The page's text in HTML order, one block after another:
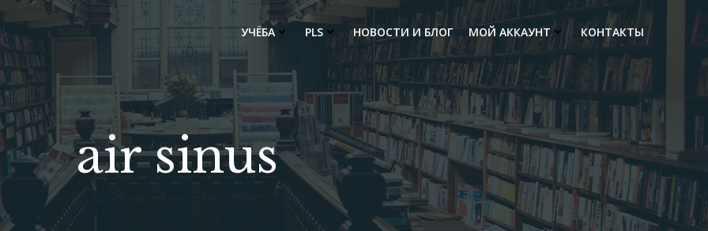
УЧЁБА PLS НОВОСТИ И БЛОГ МОЙ АККАУНТ КОНТАКТЫ
air sinus